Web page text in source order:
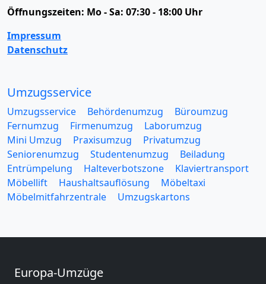
Öffnungszeiten: Mo - Sa: 07:30 - 18:00 Uhr
Impressum
Datenschutz
Umzugsservice
Umzugsservice Behördenumzug
Büroumzug
Fernumzug
Firmenumzug
Laborumzug
Mini Umzug
Praxisumzug
Privatumzug
Seniorenumzug
Studentenumzug
Beiladung
Entrümpelung
Halteverbotszone
Klaviertransport
Möbellift
Haushaltsauflösung
Möbeltaxi
Möbelmitfahrzentrale
Umzugskartons
Europa-Umzüge